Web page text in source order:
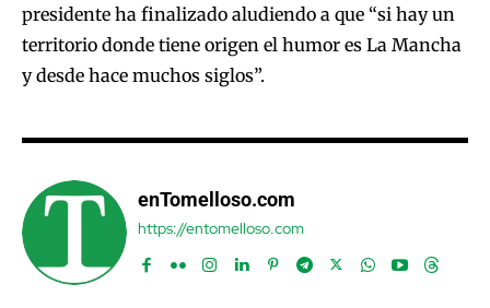
presidente ha finalizado aludiendo a que “si hay un
territorio donde tiene origen el humor es La Mancha
y desde hace muchos siglos”.
enTomelloso.com
https://entomelloso.com